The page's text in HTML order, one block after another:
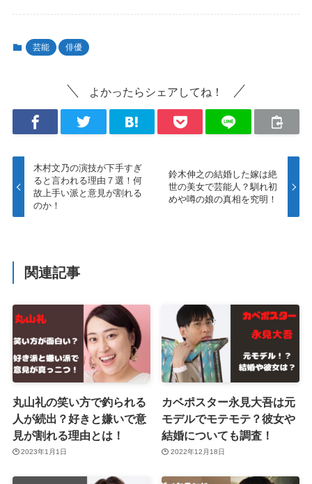
芸能 俳優
よかったらシェアしてね！
木村文乃の演技が下手すぎ
ると言われる理由７選！何
故上手い派と意見が割れる
のか！
鈴木伸之の結婚した嫁は絶
世の美女で芸能人？馴れ初
めや噂の娘の真相を究明！
関連記事
丸山礼の笑い方で釣られる
人が続出？好きと嫌いで意
見が割れる理由とは！
2023年1月1日
カベポスター永見大吾は元
モデルでモテモテ？彼女や
結婚についても調査！
2022年12月18日